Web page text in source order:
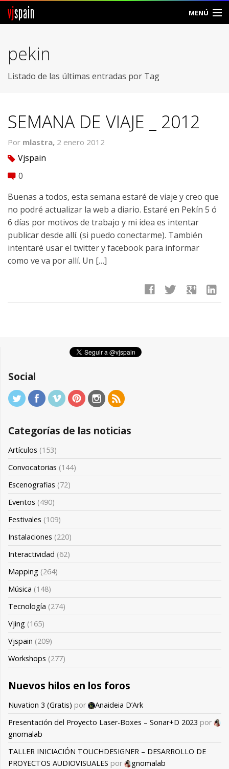
vjspain MENÚ
Foros
Contacto
Crear Cuenta
pekin
Listado de las últimas entradas por Tag
SEMANA DE VIAJE _ 2012
Por mlastra, 2 enero 2012
tag Vjspain
comment 0
Buenas a todos, esta semana estaré de viaje y creo que
no podré actualizar la web a diario. Estaré en Pekín 5 ó
6 días por motivos de trabajo y mi idea es intentar
publicar desde allí. (si puedo conectarme). También
intentaré usar el twitter y facebook para informar
como ve va por allí. Un […]
facebook twitter google linkedin
Social
Categorías de las noticias
Artículos (153)
Convocatorias (144)
Escenografias (72)
Eventos (490)
Festivales (109)
Instalaciones (220)
Interactividad (62)
Mapping (264)
Música (148)
Tecnología (274)
Vjing (165)
Vjspain (209)
Workshops (277)
Nuevos hilos en los foros
Nuvation 3 (Gratis) por
Anaideia D’Ark
Presentación del Proyecto Laser-Boxes – Sonar+D 2023 por
gnomalab
TALLER INICIACIÓN TOUCHDESIGNER – DESARROLLO DE
PROYECTOS AUDIOVISUALES por
gnomalab